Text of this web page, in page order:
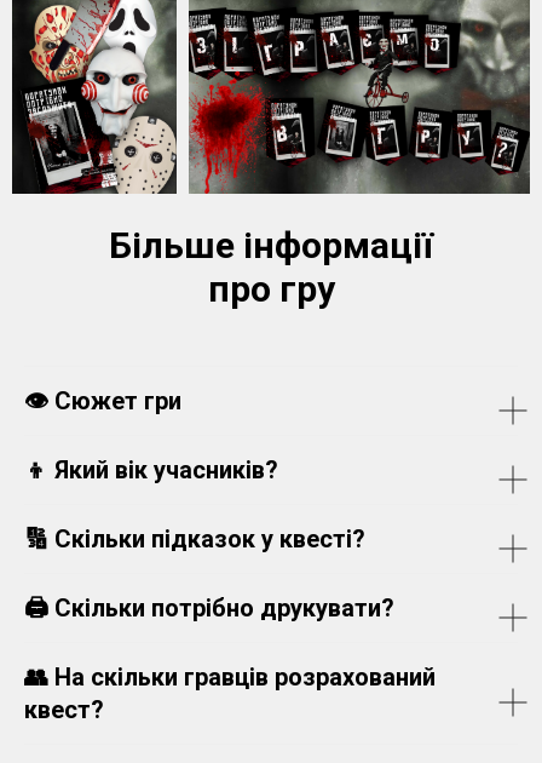
Більше інформації
про гру
👁️ Сюжет гри
👦 Який вік учасників?
🔢 Скільки підказок у квесті?
🖨️ Скільки потрібно друкувати?
👥 На скільки гравців розрахований
квест?